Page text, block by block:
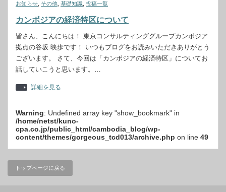
お知らせ その他 基礎知識 投稿一覧
カンボジアの経済特区について
皆さん、こんにちは！ 東京コンサルティンググループカンボジア
拠点の谷坂 映歩です！ いつもブログをお読みいただきありがとう
ございます。 さて、今回は「カンボジアの経済特区」についてお
話していこうと思います。…
詳細を見る
Warning: Undefined array key "show_bookmark" in
/home/netst/kuno-
cpa.co.jp/public_html/cambodia_blog/wp-
content/themes/gorgeous_tcd013/archive.php on line 49
トップページに戻る